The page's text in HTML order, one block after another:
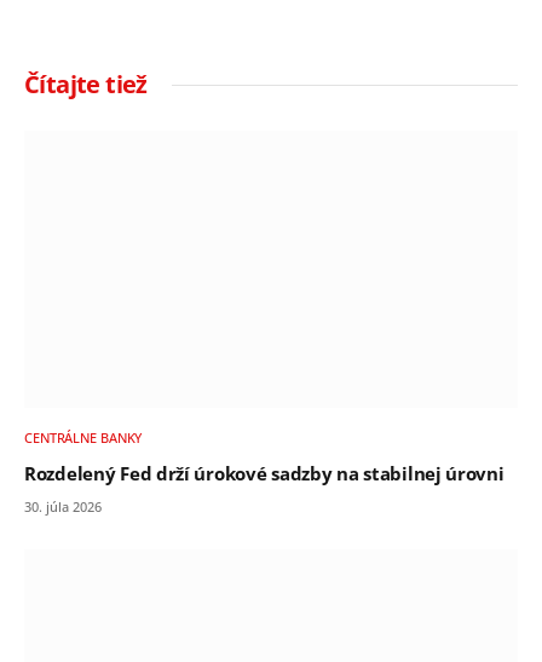
Čítajte tiež
CENTRÁLNE BANKY
Rozdelený Fed drží úrokové sadzby na stabilnej úrovni
30. júla 2026